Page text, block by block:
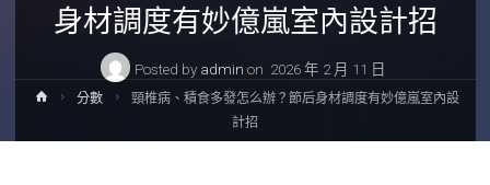
身材調度有妙億嵐室內設計招
Posted by admin on 2026 年 2 月 11 日
Home分數
頸椎病、積食多發怎么辦？節后身材調度有妙億嵐室內設
計招